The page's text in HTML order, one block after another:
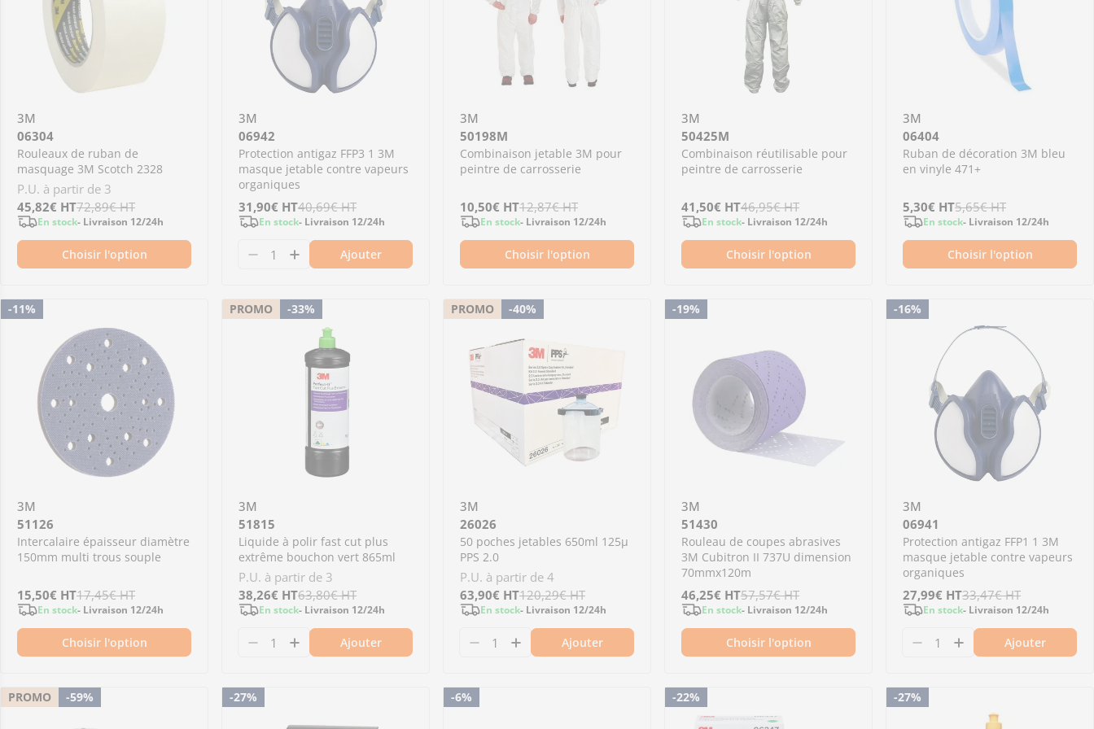
3M
06304
Rouleaux de ruban de
masquage 3M Scotch 2328
P.U. à partir de 3
Prix
de
vente
45,82€ HT
Prix
régulier
72,89€HT
En stock- Livraison 12/24h
Choisir l'option
3M
06942
Protection antigaz FFP3 1 3M
masque jetable contre vapeurs
organiques
Prix
vente
31,90€ HT
Prix
40,69€HT
En stock- Livraison 12/24h
Diminuer la quantité pour 06942 - Protection antigaz FFP3 1 3M masque jetable contre vapeurs organiques
Augmenter la quantité pour 06942 - Protection antigaz FFP3 1 3M masque jetable contre vapeurs organiques
Ajouter
3M
50198M
Combinaison jetable 3M pour
peintre de carrosserie
Prix
de
vente
10,50€ HT
Prix
régulier
12,87€HT
En stock- Livraison 12/24h
Choisir l'option
3M
50425M
Combinaison réutilisable pour
peintre de carrosserie
Prix
de
vente
41,50€ HT
Prix
régulier
46,95€HT
En stock- Livraison 12/24h
Choisir l'option
3M
06404
Ruban de décoration 3M bleu
en vinyle 471+
Prix
de
vente
5,30€ HT
Prix
régulier
5,65€HT
En stock- Livraison 12/24h
Choisir l'option
-11%
3M
51126
Intercalaire épaisseur diamètre
150mm multi trous souple
Prix
de
vente
15,50€ HT
Prix
régulier
17,45€HT
En stock- Livraison 12/24h
Choisir l'option
PROMO -33%
3M
51815
Liquide à polir fast cut plus
extrême bouchon vert 865ml
P.U. à partir de 3
Prix
vente
38,26€ HT
Prix
63,80€HT
En stock- Livraison 12/24h
Diminuer la quantité pour 51815 - Liquide à polir fast cut plus extrême bouchon vert 865ml
Augmenter la quantité pour 51815 - Liquide à polir fast cut plus extrême bouchon vert 865ml
Ajouter
PROMO -40%
3M
26026
50 poches jetables 650ml 125µ
PPS 2.0
P.U. à partir de 4
Prix
vente
63,90€ HT
Prix
120,29€HT
En stock- Livraison 12/24h
Diminuer la quantité pour 26026 - 50 poches jetables 650ml 125µ PPS 2.0
Augmenter la quantité pour 26026 - 50 poches jetables 650ml 125µ PPS 2.0
Ajouter
-19%
3M
51430
Rouleau de coupes abrasives
3M Cubitron II 737U dimension
70mmx120m
Prix
de
vente
46,25€ HT
Prix
régulier
57,57€HT
En stock- Livraison 12/24h
Choisir l'option
-16%
3M
06941
Protection antigaz FFP1 1 3M
masque jetable contre vapeurs
organiques
Prix
vente
27,99€ HT
Prix
33,47€HT
En stock- Livraison 12/24h
Diminuer la quantité
Augmenter la
Ajouter
PROMO -59% -27% -6% -22% -27%